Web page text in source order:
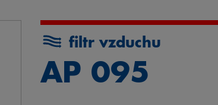
filtr vzduchu
AP 095